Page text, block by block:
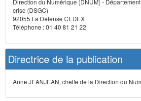
Direction du Numérique (DNUM) -
crise (DSGC)
92055 La Défense CEDEX
Téléphone : 01 40 81 21 22
Directrice de la publication
Anne JEANJEAN, cheffe de la Direction du